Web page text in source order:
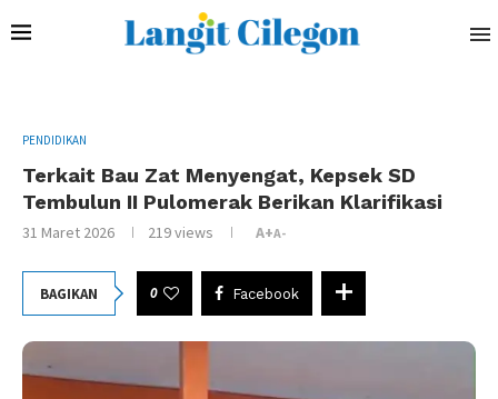
PENDIDIKAN
Terkait Bau Zat Menyengat, Kepsek SD
Tembulun II Pulomerak Berikan Klarifikasi
31 Maret 2026 219views A+A-
BAGIKAN 0 Facebook